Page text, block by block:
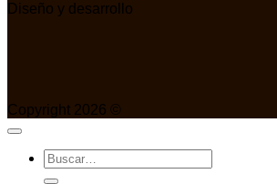
Diseño y desarrollo
Copyright 2026 ©
Buscar
por: